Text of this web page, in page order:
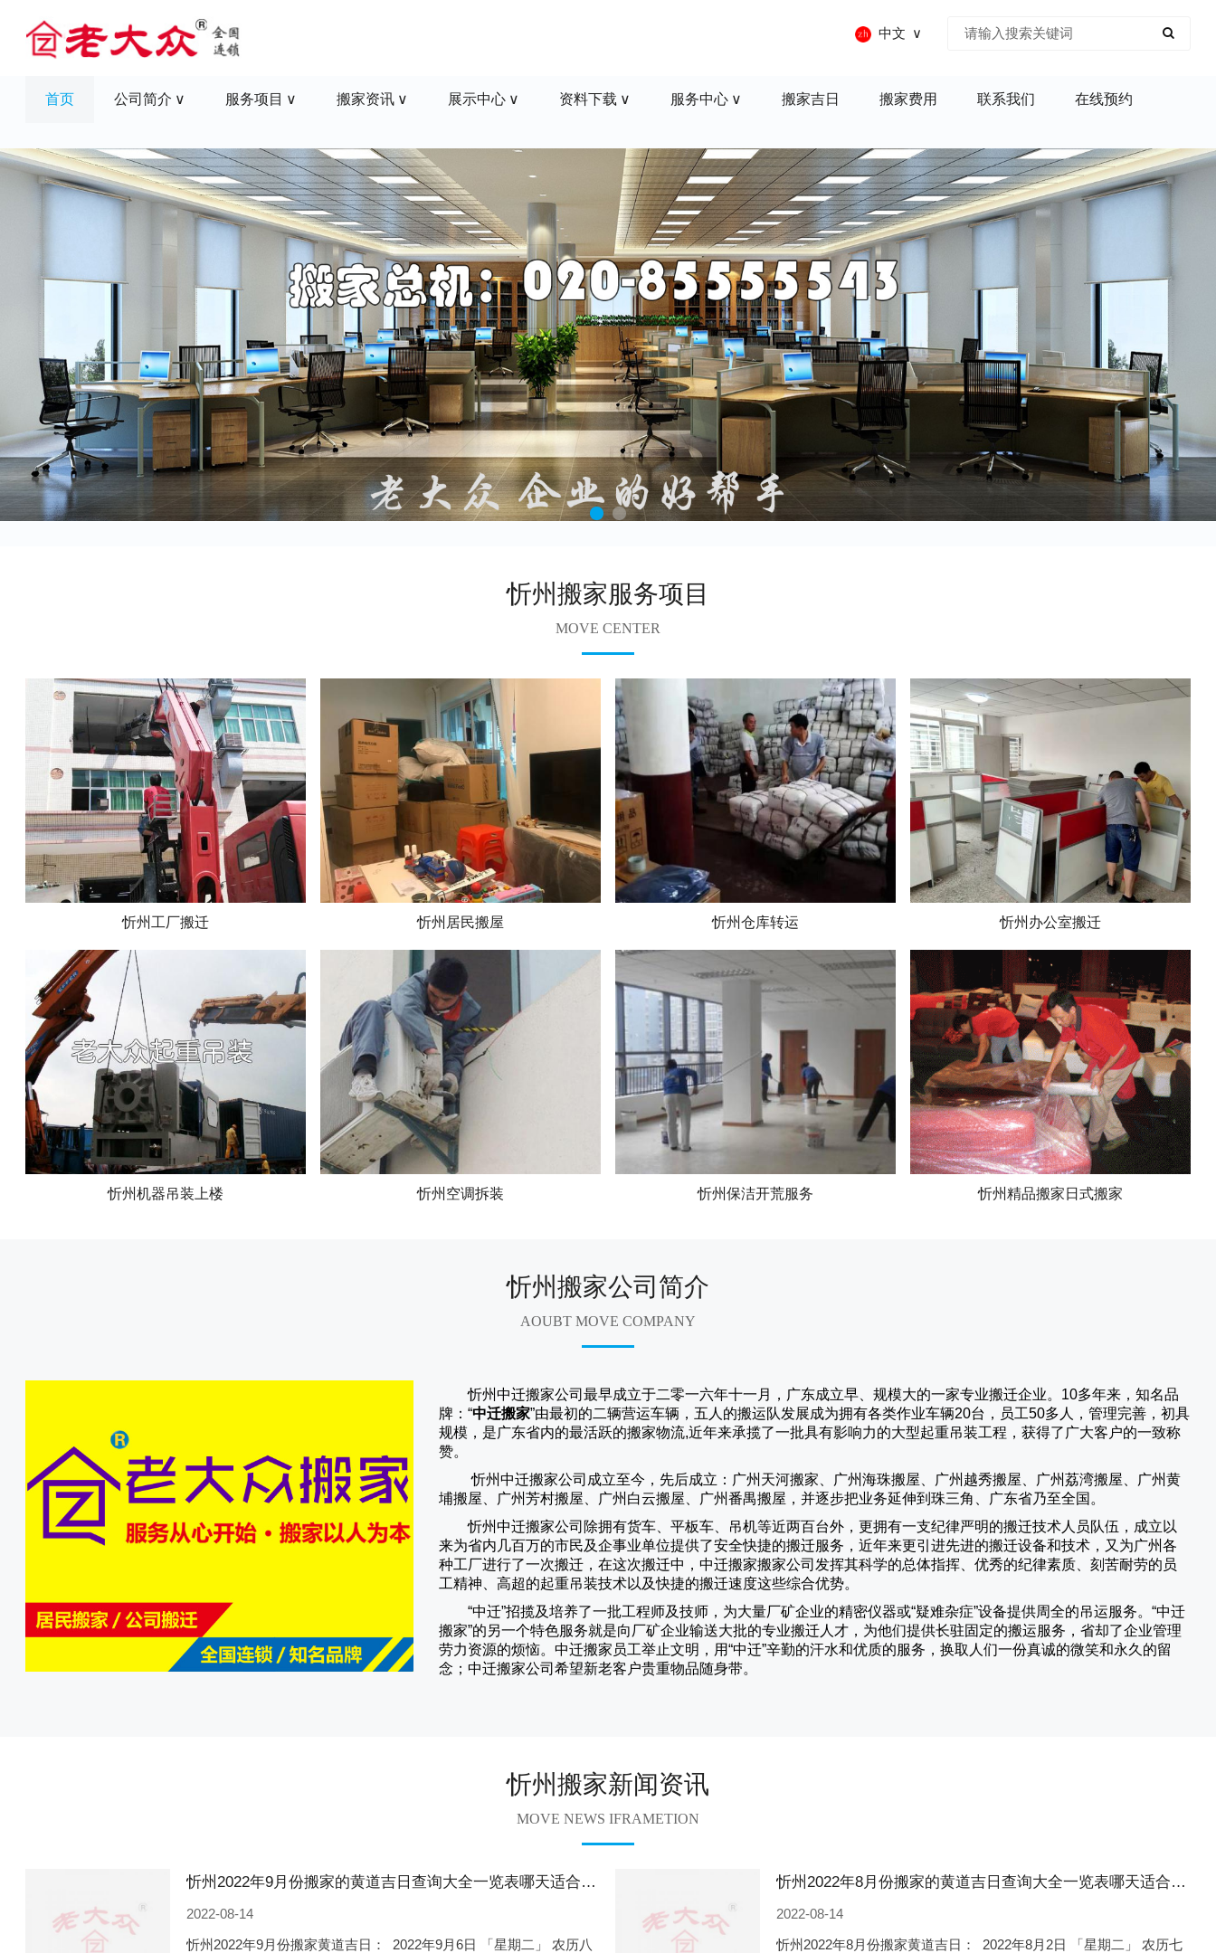
中文
首页 公司简介 服务项目 搬家资讯 展示中心 资料下载 服务中心 搬家吉日 搬家费用 联系我们 在线预约
忻州搬家服务项目
MOVE CENTER
忻州工厂搬迁 忻州居民搬屋 忻州仓库转运 忻州办公室搬迁
忻州机器吊装上楼 忻州空调拆装 忻州保洁开荒服务 忻州精品搬家日式搬家
忻州搬家公司简介
AOUBT MOVE COMPANY
忻州中迁搬家公司最早成立于二零一六年十一月，广东成立早、规模大的一家专业搬迁企业。10多年来，知名品
牌：“中迁搬家”由最初的二辆营运车辆，五人的搬运队发展成为拥有各类作业车辆20台，员工50多人，管理完善，初具
规模，是广东省内的最活跃的搬家物流,近年来承揽了一批具有影响力的大型起重吊装工程，获得了广大客户的一致称
赞。
忻州中迁搬家公司成立至今，先后成立：广州天河搬家、广州海珠搬屋、广州越秀搬屋、广州荔湾搬屋、广州黄
埔搬屋、广州芳村搬屋、广州白云搬屋、广州番禺搬屋，并逐步把业务延伸到珠三角、广东省乃至全国。
忻州中迁搬家公司除拥有货车、平板车、吊机等近两百台外，更拥有一支纪律严明的搬迁技术人员队伍，成立以
来为省内几百万的市民及企事业单位提供了安全快捷的搬迁服务，近年来更引进先进的搬迁设备和技术，又为广州各
种工厂进行了一次搬迁，在这次搬迁中，中迁搬家搬家公司发挥其科学的总体指挥、优秀的纪律素质、刻苦耐劳的员
工精神、高超的起重吊装技术以及快捷的搬迁速度这些综合优势。
“中迁”招揽及培养了一批工程师及技师，为大量厂矿企业的精密仪器或“疑难杂症”设备提供周全的吊运服务。“中迁
搬家”的另一个特色服务就是向厂矿企业输送大批的专业搬迁人才，为他们提供长驻固定的搬运服务，省却了企业管理
劳力资源的烦恼。中迁搬家员工举止文明，用“中迁”辛勤的汗水和优质的服务，换取人们一份真诚的微笑和永久的留
念；中迁搬家公司希望新老客户贵重物品随身带。
忻州搬家新闻资讯
MOVE NEWS IFRAMETION
忻州2022年9月份搬家的黄道吉日查询大全一览表哪天适合搬家好日子
2022-08-14
忻州2022年9月份搬家黄道吉日： 2022年9月6日 「星期二」 农历八
忻州2022年8月份搬家的黄道吉日查询大全一览表哪天适合搬家好日子
2022-08-14
忻州2022年8月份搬家黄道吉日： 2022年8月2日 「星期二」 农历七